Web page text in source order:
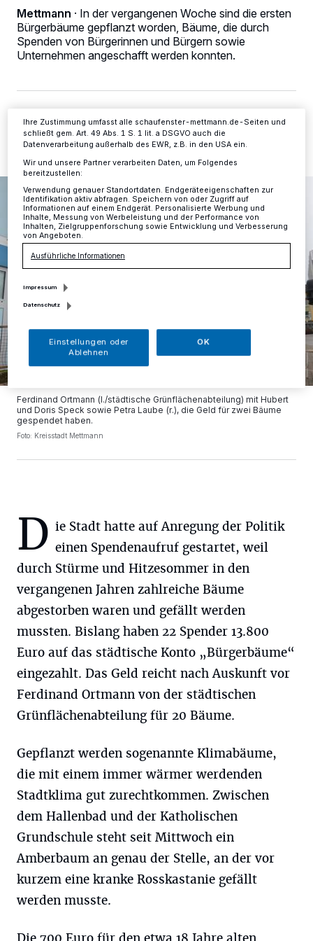
Mettmann · In der vergangenen Woche sind die ersten
Bürgerbäume gepflanzt worden, Bäume, die durch
Spenden von Bürgerinnen und Bürgern sowie
Unternehmen angeschafft werden konnten.
Ferdinand Ortmann (l./städtische Grünflächenabteilung) mit Hubert
und Doris Speck sowie Petra Laube (r.), die Geld für zwei Bäume
gespendet haben.
Foto: Kreisstadt Mettmann
D ie Stadt hatte auf Anregung der Politik
einen Spendenaufruf gestartet, weil
durch Stürme und Hitzesommer in den
vergangenen Jahren zahlreiche Bäume
abgestorben waren und gefällt werden
mussten. Bislang haben 22 Spender 13.800
Euro auf das städtische Konto „Bürgerbäume“
eingezahlt. Das Geld reicht nach Auskunft vor
Ferdinand Ortmann von der städtischen
Grünflächenabteilung für 20 Bäume.
Gepflanzt werden sogenannte Klimabäume,
die mit einem immer wärmer werdenden
Stadtklima gut zurechtkommen. Zwischen
dem Hallenbad und der Katholischen
Grundschule steht seit Mittwoch ein
Amberbaum an genau der Stelle, an der vor
kurzem eine kranke Rosskastanie gefällt
werden musste.
Tracking-Technologien für die unter „Wir und unsere Partner
verarbeiten Daten, um Ihnen Dienste bereitzustellen“ aufgeführten
Zwecke. Wenn Tracker deaktiviert sind, sind manche Inhalte und
Anzeigen möglicherweise nicht mehr so relevant für Sie. Sie können
dieses Menü jederzeit wieder aufrufen, um Ihre Einstellungen zu
Ihre Einstellungen gelten innerhalb unseres Website. Weitere
Ihre Zustimmung umfasst alle schaufenster-mettmann.de-Seiten und
schließt gem. Art. 49 Abs. 1 S. 1 lit. a DSGVO auch die
Datenverarbeitung außerhalb des EWR, z.B. in den USA ein.
Wir und unsere Partner verarbeiten Daten, um Folgendes
bereitzustellen:
Verwendung genauer Standortdaten. Endgeräteeigenschaften zur
Identifikation aktiv abfragen. Speichern von oder Zugriff auf
Informationen auf einem Endgerät. Personalisierte Werbung und
Inhalte, Messung von Werbeleistung und der Performance von
Inhalten, Zielgruppenforschung sowie Entwicklung und Verbesserung
von Angeboten.
Ausführliche Informationen
Impressum
Datenschutz
Einstellungen oder
Ablehnen
OK